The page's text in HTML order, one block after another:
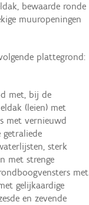
bewaarde ronde
muuropeningen
plattegrond:
met, bij de
(leien) met
met vernieuwd
getraliede
sterk
met strenge
met
gelijkaardige
en zevende